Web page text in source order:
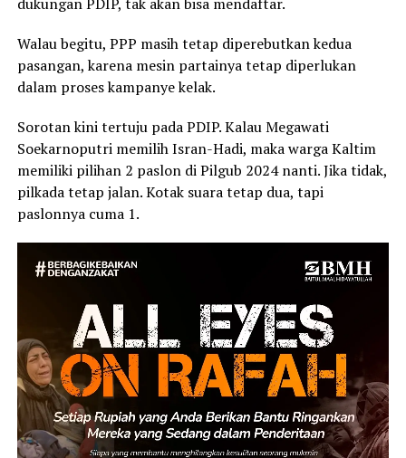
Walau begitu, PPP masih tetap diperebutkan kedua
pasangan, karena mesin partainya tetap diperlukan
dalam proses kampanye kelak.
Sorotan kini tertuju pada PDIP. Kalau Megawati
Soekarnoputri memilih Isran-Hadi, maka warga Kaltim
memiliki pilihan 2 paslon di Pilgub 2024 nanti. Jika tidak,
pilkada tetap jalan. Kotak suara tetap dua, tapi
paslonnya cuma 1.